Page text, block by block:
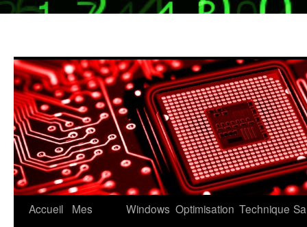
Aller
Accueil
Mes
Windows Optimisation Technique